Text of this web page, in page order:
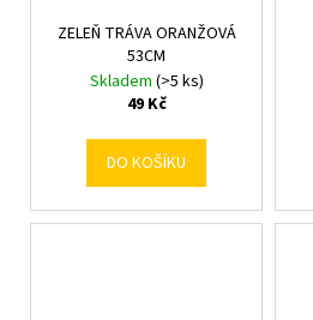
ZELEŇ TRÁVA ORANŽOVÁ
53CM
Skladem (>5 ks)
49 Kč
DO KOŠÍKU